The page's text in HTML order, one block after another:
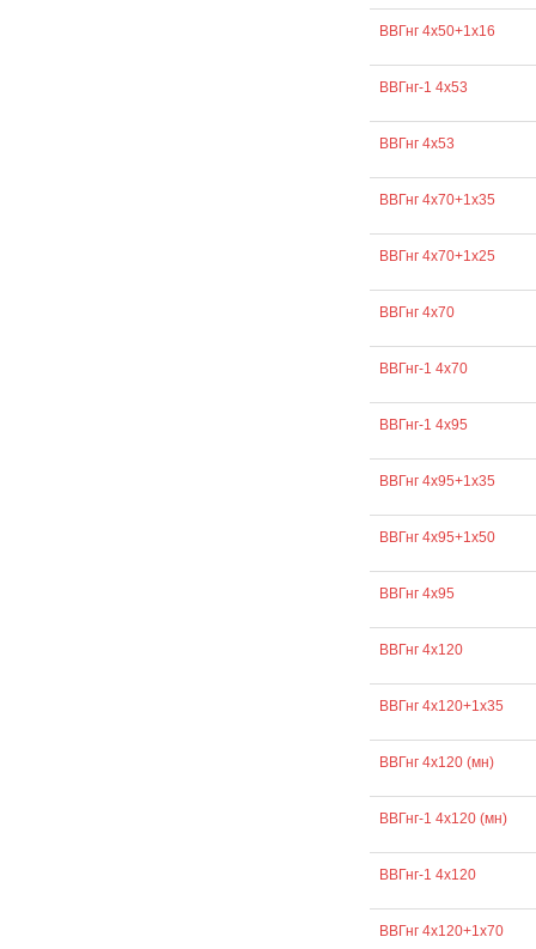
ВВГнг 4х50+1х16
ВВГнг-1 4х53
ВВГнг 4х53
ВВГнг 4х70+1х35
ВВГнг 4х70+1х25
ВВГнг 4х70
ВВГнг-1 4х70
ВВГнг-1 4х95
ВВГнг 4х95+1х35
ВВГнг 4х95+1х50
ВВГнг 4х95
ВВГнг 4х120
ВВГнг 4х120+1х35
ВВГнг 4х120 (мн)
ВВГнг-1 4х120 (мн)
ВВГнг-1 4х120
ВВГнг 4х120+1х70